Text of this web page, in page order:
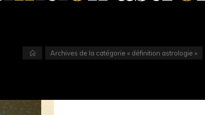
AccueilArchives de la catégorie « définition astrologie »